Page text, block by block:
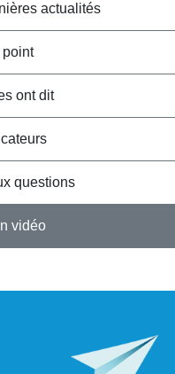
actualités
point
ont dit
questions
vidéo